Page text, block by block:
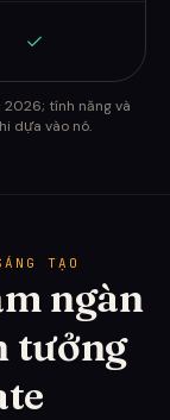
tính năng và
dựa vào nó.
TẠO
ngàn
tưởng